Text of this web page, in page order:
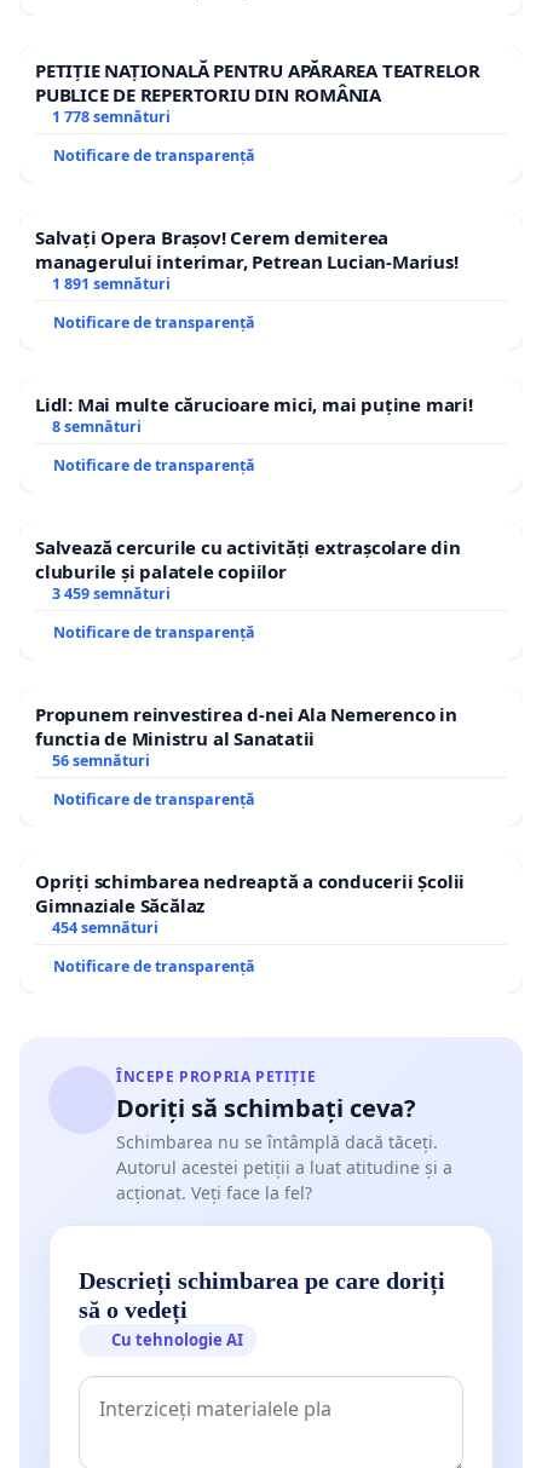
PETIȚIE NAȚIONALĂ PENTRU APĂRAREA TEATRELOR
PUBLICE DE REPERTORIU DIN ROMÂNIA
1 778 semnături
Notificare de transparență
Salvați Opera Brașov! Cerem demiterea
managerului interimar, Petrean Lucian-Marius!
1 891 semnături
Notificare de transparență
Lidl: Mai multe cărucioare mici, mai puține mari!
8 semnături
Notificare de transparență
Salvează cercurile cu activități extrașcolare din
cluburile și palatele copiilor
3 459 semnături
Notificare de transparență
Propunem reinvestirea d-nei Ala Nemerenco in
functia de Ministru al Sanatatii
56 semnături
Notificare de transparență
Opriți schimbarea nedreaptă a conducerii Școlii
Gimnaziale Săcălaz
454 semnături
Notificare de transparență
ÎNCEPE PROPRIA PETIȚIE
Doriți să schimbați ceva?
Schimbarea nu se întâmplă dacă tăceți.
Autorul acestei petiții a luat atitudine și a
acționat. Veți face la fel?
Descrieți schimbarea pe care doriți
să o vedeți
Cu tehnologie AI